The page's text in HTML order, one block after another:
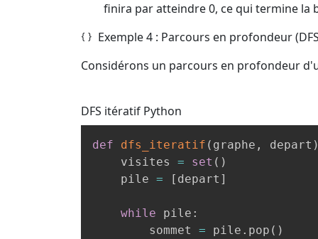
finira par atteindre 0, ce qui termine la
Exemple 4 : Parcours en profondeur
Considérons un parcours en profondeur
DFS itératif Python
def dfs_iteratif ( graphe , depart )
    visites
= set ( )
    pile
= [ depart ]
while pile :
        sommet
= pile . pop ( )